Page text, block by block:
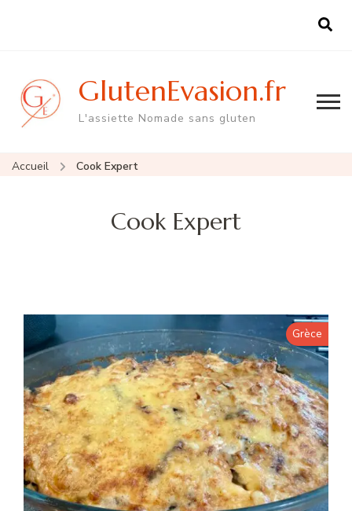
GlutenEvasion.fr
L'assiette Nomade sans gluten
Accueil Cook Expert
Cook Expert
Grèce